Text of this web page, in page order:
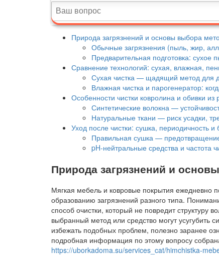
Природа загрязнений и основы выбора
Обычные загрязнения (пыль, жир,
Предварительная подготовка: сухое
Сравнение технологий: сухая, влажная,
Сухая чистка — щадящий метод для
Влажная чистка и парогенератор:
Особенности чистки ковролина и обивки
Синтетические волокна —
Натуральные ткани — риск усадки,
Уход после чистки: сушка, периодичность и
Правильная сушка —
pH-нейтральные средства и частота
Природа загрязнений и
Мягкая мебель и ковровые покрытия ежедневно
образованию загрязнений разного типа.
способ очистки, который не повредит структуру
выбранный метод или средство могут усугубить
избежать подобных проблем, полезно заранее
подробная информация по этому вопросу
https://uborkadoma.su/services_cat/himchistka-